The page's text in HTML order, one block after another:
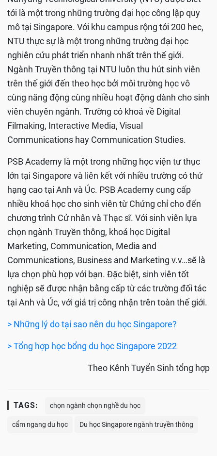
tới là một trong những trường đại học công lập quy
mô tại Singapore. Với khu campus rộng tới 200 hec,
NTU thực sự là một trong những trường đại học
nghiên cứu phát triển nhanh nhất trên thế giới.
Ngành Truyền thông tại NTU luôn thu hút sinh viên
trên thế giới đến theo học bởi môi trường học vô
cùng năng động cùng nhiều hoạt động dành cho sinh
viên chuyên ngành. Trường có khoá về Digital
Filmaking, Interactive Media, Visual
Communications hay Communication Studies.
PSB Academy là một trong những học viện tư thục
lớn tại Singapore và liên kết với nhiều trường có thứ
hạng cao tại Anh và Úc. PSB Academy cung cấp
nhiều khoá học cho sinh viên từ Chứng chỉ cho đến
chương trình Cử nhân và Thạc sĩ. Với sinh viên lựa
chọn ngành Truyền thông, khoá học Digital
Marketing, Communication, Media and
Communications, Business and Marketing v.v…sẽ là
lựa chọn phù hợp với bạn. Đặc biệt, sinh viên tốt
nghiệp sẽ được nhận bằng cấp từ các trường đối tác
tại Anh và Úc, với giá trị công nhận trên toàn thế giới.
> Những lý do tại sao nên du học Singapore?
> Tổng hợp học bổng du học Singapore 2022
Theo Kênh Tuyển Sinh tổng hợp
TAGS: chọn ngành chọn nghề du học
cẩm ngang du học Du học Singapore ngành truyền thông